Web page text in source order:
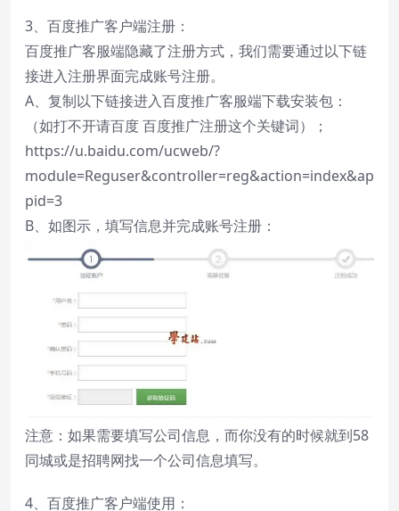
3、百度推广客户端注册：
百度推广客服端隐藏了注册方式，我们需要通过以下链
接进入注册界面完成账号注册。
A、复制以下链接进入百度推广客服端下载安装包：
（如打不开请百度 百度推广注册这个关键词）；
https://u.baidu.com/ucweb/?
module=Reguser&controller=reg&action=index&ap
pid=3
B、如图示，填写信息并完成账号注册：
注意：如果需要填写公司信息，而你没有的时候就到58
同城或是招聘网找一个公司信息填写。
4、百度推广客户端使用：